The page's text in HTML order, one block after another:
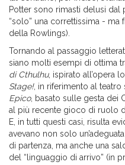
Potter sono rimasti delusi
“solo” una correttissima -
della Rowlings).
Tornando al passaggio
siano molti esempi di ottima
di Cthulhu, ispirato all’opera
Stage!, in riferimento al teatro
Epico, basato sulle gesta dei
al più recente gioco di ruolo
E, in tutti questi casi, risulta
avevano non solo
di partenza, ma anche una
del “linguaggio di arrivo” (in